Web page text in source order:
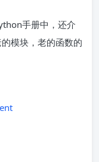
手册中，还介
模块，老的函数的